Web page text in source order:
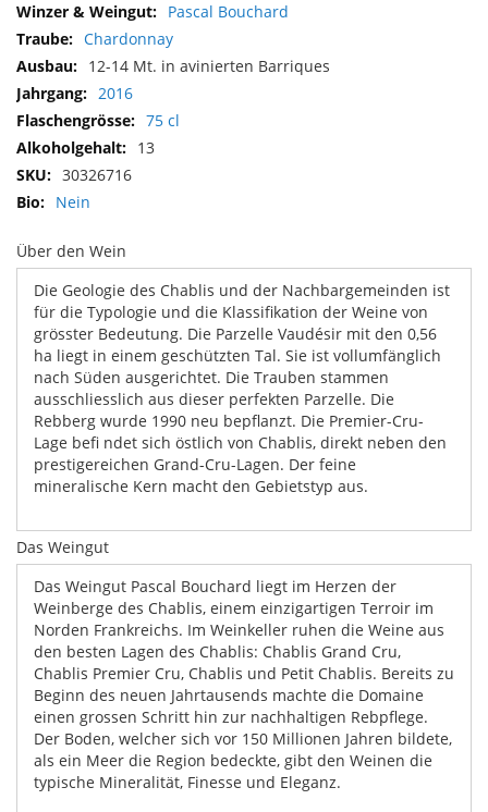
Pascal Bouchard
Chardonnay
12-14 Mt. in avinierten Barriques
2016
75 cl
13
30326716
Nein
Über den Wein
Die Geologie des Chablis und der Nachbargemeinden ist
für die Typologie und die Klassifikation der Weine von
grösster Bedeutung. Die Parzelle Vaudésir mit den 0,56
ha liegt in einem geschützten Tal. Sie ist vollumfänglich
nach Süden ausgerichtet. Die Trauben stammen
ausschliesslich aus dieser perfekten Parzelle. Die
Rebberg wurde 1990 neu bepflanzt. Die Premier-Cru-
Lage befi ndet sich östlich von Chablis, direkt neben den
prestigereichen Grand-Cru-Lagen. Der feine
mineralische Kern macht den Gebietstyp aus.
Das Weingut
Das Weingut Pascal Bouchard liegt im Herzen der
Weinberge des Chablis, einem einzigartigen Terroir im
Norden Frankreichs. Im Weinkeller ruhen die Weine aus
den besten Lagen des Chablis: Chablis Grand Cru,
Chablis Premier Cru, Chablis und Petit Chablis. Bereits zu
Beginn des neuen Jahrtausends machte die Domaine
einen grossen Schritt hin zur nachhaltigen Rebpflege.
Der Boden, welcher sich vor 150 Millionen Jahren bildete,
als ein Meer die Region bedeckte, gibt den Weinen die
typische Mineralität, Finesse und Eleganz.